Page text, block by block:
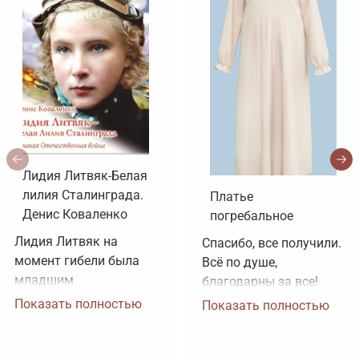
Лидия Литвяк-Белая
лилия Сталинграда.
Денис Коваленко
Лидия Литвяк на
момент гибели была
младшим
лейтенантом.
Показать полностью
Платье
погребальное
Спасибо, все получили.
Всё по душе,
благодарны за все!
Показать полностью